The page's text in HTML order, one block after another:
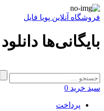
فروشگاه آنلاین پویا فایل
بایگانی‌ها
سبد خرید 0
پرداخت